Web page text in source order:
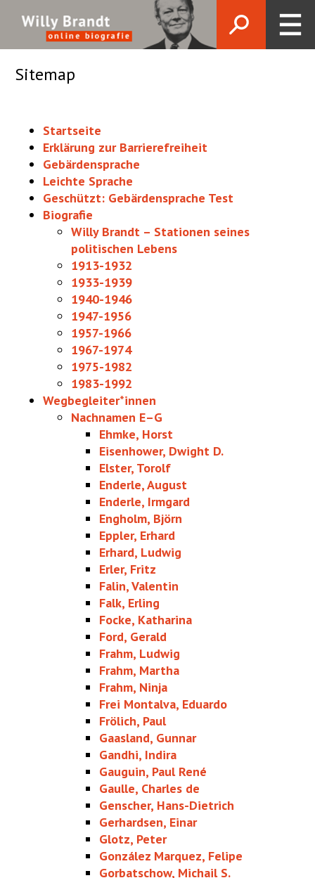
Sitemap
Startseite
Erklärung zur Barrierefreiheit
Gebärdensprache
Leichte Sprache
Geschützt: Gebärdensprache Test
Biografie
Willy Brandt – Stationen seines
politischen Lebens
1913-1932
1933-1939
1940-1946
1947-1956
1957-1966
1967-1974
1975-1982
1983-1992
Wegbegleiter*innen
Nachnamen E–G
Ehmke, Horst
Eisenhower, Dwight D.
Elster, Torolf
Enderle, August
Enderle, Irmgard
Engholm, Björn
Eppler, Erhard
Erhard, Ludwig
Erler, Fritz
Falin, Valentin
Falk, Erling
Focke, Katharina
Ford, Gerald
Frahm, Ludwig
Frahm, Martha
Frahm, Ninja
Frei Montalva, Eduardo
Frölich, Paul
Gaasland, Gunnar
Gandhi, Indira
Gauguin, Paul René
Gaulle, Charles de
Genscher, Hans-Dietrich
Gerhardsen, Einar
Glotz, Peter
González Marquez, Felipe
Gorbatschow, Michail S.